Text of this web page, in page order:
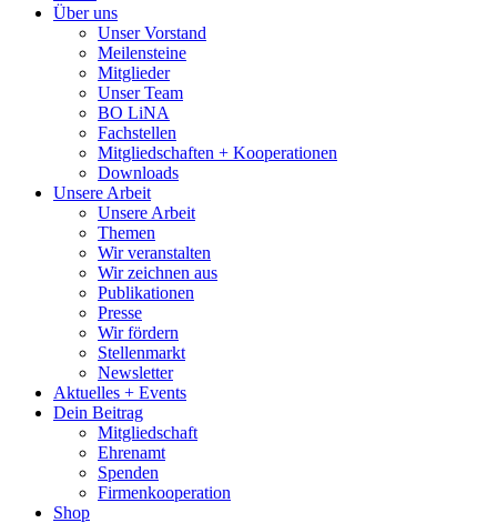
Über uns
Unser Vorstand
Meilensteine
Mitglieder
Unser Team
BO LiNA
Fachstellen
Mitgliedschaften + Kooperationen
Downloads
Unsere Arbeit
Unsere Arbeit
Themen
Wir veranstalten
Wir zeichnen aus
Publikationen
Presse
Wir fördern
Stellenmarkt
Newsletter
Aktuelles + Events
Dein Beitrag
Mitgliedschaft
Ehrenamt
Spenden
Firmenkooperation
Shop